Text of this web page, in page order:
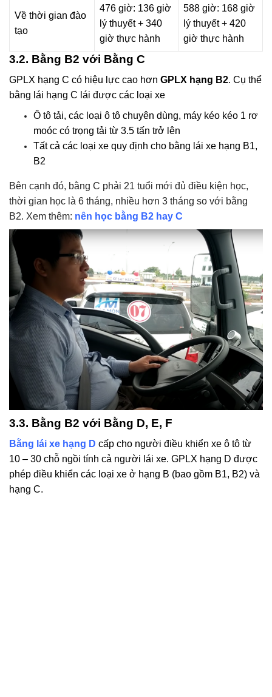
Về thời gian đào
tạo
476 giờ: 136 giờ
lý thuyết + 340
giờ thực hành
588 giờ: 168 giờ
lý thuyết + 420
giờ thực hành
3.2. Bằng B2 với Bằng C
GPLX hạng C có hiệu lực cao hơn GPLX hạng B2. Cụ thể
bằng lái hạng C lái được các loại xe
Ô tô tải, các loại ô tô chuyên dùng, máy kéo kéo 1 rơ
moóc có trọng tải từ 3.5 tấn trở lên
Tất cả các loại xe quy định cho bằng lái xe hạng B1,
B2
Bên cạnh đó, bằng C phải 21 tuổi mới đủ điều kiện học,
thời gian học là 6 tháng, nhiều hơn 3 tháng so với bằng
B2. Xem thêm: nên học bằng B2 hay C
3.3. Bằng B2 với Bằng D, E, F
Bằng lái xe hạng D cấp cho người điều khiển xe ô tô từ
10 – 30 chỗ ngồi tính cả người lái xe. GPLX hạng D được
phép điều khiển các loại xe ở hạng B (bao gồm B1, B2) và
hạng C.